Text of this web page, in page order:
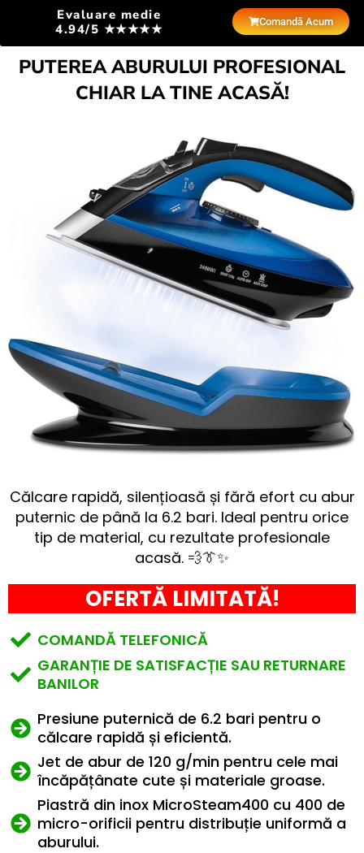
Evaluare medie
4.94/5 ★★★★★
Comandă Acum
PUTEREA ABURULUI PROFESIONAL
CHIAR LA TINE ACASĂ!
Călcare rapidă, silențioasă și fără efort cu abur
puternic de până la 6.2 bari. Ideal pentru orice
tip de material, cu rezultate profesionale
acasă. 💨👔✨
OFERTĂ LIMITATĂ!
COMANDĂ TELEFONICĂ
GARANȚIE DE SATISFACȚIE SAU RETURNARE
BANILOR
Presiune puternică de 6.2 bari pentru o
călcare rapidă și eficientă.
Jet de abur de 120 g/min pentru cele mai
încăpățânate cute și materiale groase.
Piastră din inox MicroSteam400 cu 400 de
micro-orificii pentru distribuție uniformă a
aburului.